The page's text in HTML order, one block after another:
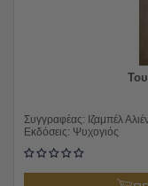
Συγγραφέας: Ιζαμπέλ
Εκδόσεις: Ψυχογιός